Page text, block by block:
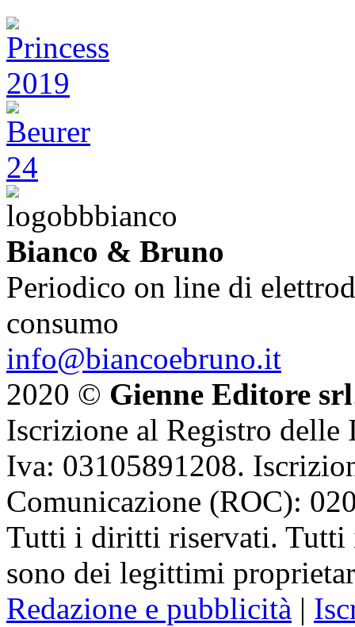
Bianco & Bruno
Periodico on line di
consumo
info@biancoebruno.it
2020 © Gienne Editore srl
Iscrizione al Registro delle
Iva: 03105891208.
Comunicazione (ROC):
Tutti i diritti riservati. Tutti
sono dei legittimi
Redazione e pubblicità |